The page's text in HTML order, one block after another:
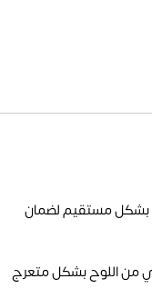
بشكل مستقيم لضمان
من اللوح بشكل متعرج